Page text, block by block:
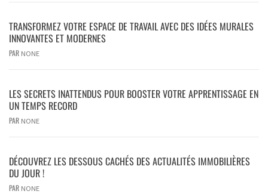
TRANSFORMEZ VOTRE ESPACE DE TRAVAIL AVEC DES IDÉES MURALES
INNOVANTES ET MODERNES
PAR NONE
LES SECRETS INATTENDUS POUR BOOSTER VOTRE APPRENTISSAGE EN
UN TEMPS RECORD
PAR NONE
DÉCOUVREZ LES DESSOUS CACHÉS DES ACTUALITÉS IMMOBILIÈRES
DU JOUR !
PAR NONE